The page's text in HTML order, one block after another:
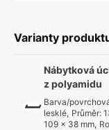
Varianty
Nábytková
z polyamidu
Barva/
lesklé, Průměr:
109 x 38 mm,